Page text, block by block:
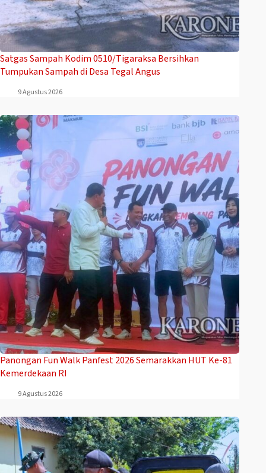
Satgas Sampah Kodim 0510/Tigaraksa Bersihkan
Tumpukan Sampah di Desa Tegal Angus
9 Agustus 2026
Panongan Fun Walk Panfest 2026 Semarakkan HUT Ke-81
Kemerdekaan RI
9 Agustus 2026